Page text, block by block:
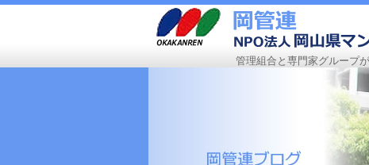
管理組合と専門家グループ